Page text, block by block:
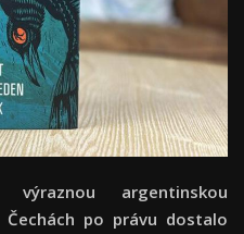
argentinskou
po právu dostalo